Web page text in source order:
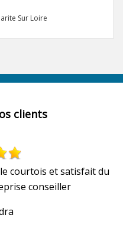
Sur Loire
clients
courtois et satisfait du
conseiller